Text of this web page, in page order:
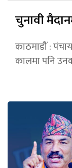
चुनावी
काठमाडौं :
कालमा पनि